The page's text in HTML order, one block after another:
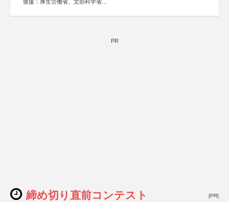
後援：厚生労働省、文部科学省
しん生命保険株式会社
PR
締め切り直前コンテスト [PR]